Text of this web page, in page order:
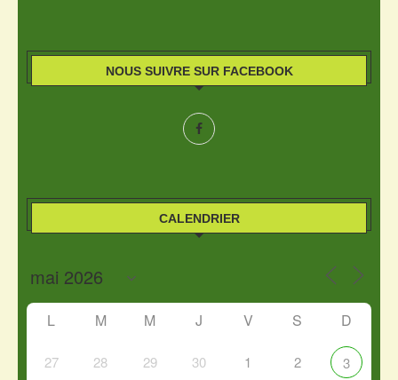
NOUS SUIVRE SUR FACEBOOK
CALENDRIER
L M M J V S D
27 28 29 30 1 2 3